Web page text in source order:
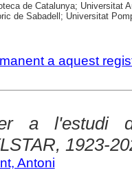
de Catalunya; Universitat
de Sabadell; Universitat
a aquest
a l'estudi
1923-
Antoni